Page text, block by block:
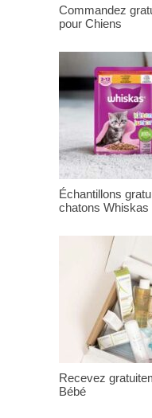
Commandez
pour Chiens
Échantillons
chatons Whiskas
Recevez
Bébé